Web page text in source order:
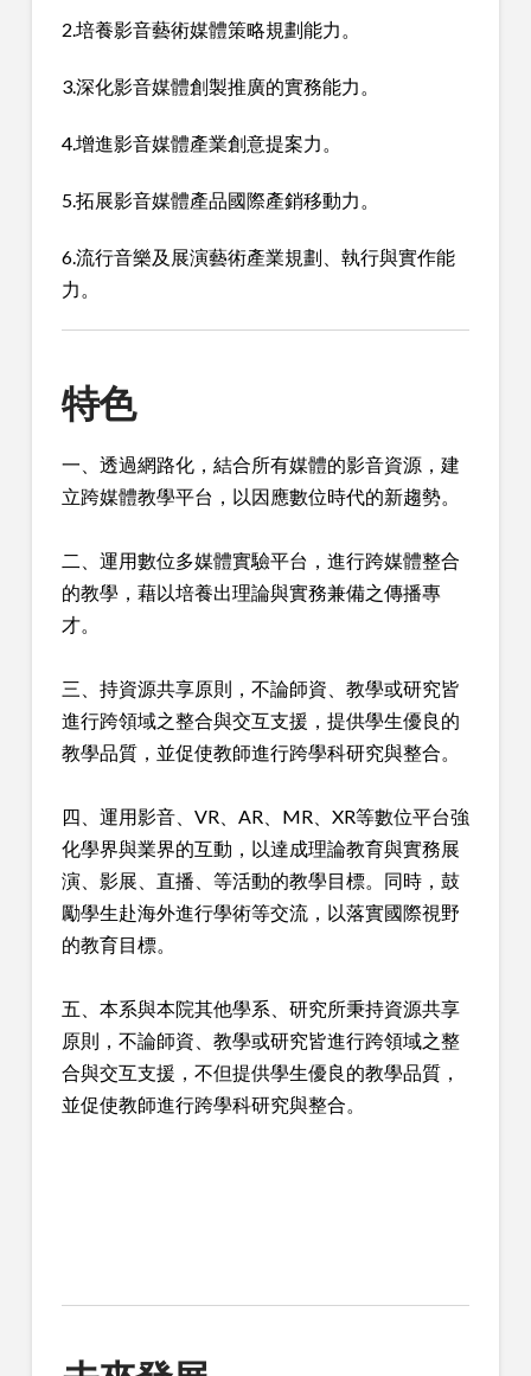
2.培養影音藝術媒體策略規劃能力。
3.深化影音媒體創製推廣的實務能力。
4.增進影音媒體產業創意提案力。
5.拓展影音媒體產品國際產銷移動力。
6.流行音樂及展演藝術產業規劃、執行與實作能
力。
特色
一、透過網路化，結合所有媒體的影音資源，建
立跨媒體教學平台，以因應數位時代的新趨勢。
二、運用數位多媒體實驗平台，進行跨媒體整合
的教學，藉以培養出理論與實務兼備之傳播專
才。
三、持資源共享原則，不論師資、教學或研究皆
進行跨領域之整合與交互支援，提供學生優良的
教學品質，並促使教師進行跨學科研究與整合。
四、運用影音、VR、AR、MR、XR等數位平台強
化學界與業界的互動，以達成理論教育與實務展
演、影展、直播、等活動的教學目標。同時，鼓
勵學生赴海外進行學術等交流，以落實國際視野
的教育目標。
五、本系與本院其他學系、研究所秉持資源共享
原則，不論師資、教學或研究皆進行跨領域之整
合與交互支援，不但提供學生優良的教學品質，
並促使教師進行跨學科研究與整合。